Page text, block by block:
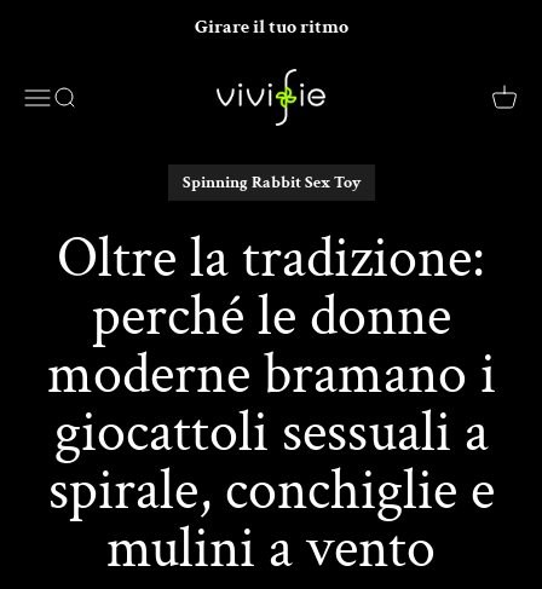
Girare il tuo ritmo
MenuRicerca
VIVIFIE Official
Spinning Rabbit Sex Toy
Oltre la tradizione:
perché le donne
moderne bramano i
giocattoli sessuali a
spirale, conchiglie e
mulini a vento